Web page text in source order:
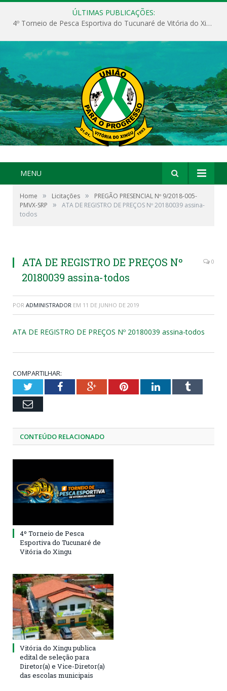
ÚLTIMAS PUBLICAÇÕES:
4º Torneio de Pesca Esportiva do Tucunaré de Vitória do Xingu
MENU
Home » Licitações »
PREGÃO PRESENCIAL Nº 9/2018-005-
PMVX-SRP
»
ATA DE REGISTRO DE PREÇOS Nº 20180039 assina-
todos
ATA DE REGISTRO DE PREÇOS Nº
20180039 assina-todos
0
POR ADMINISTRADOR EM 11 DE JUNHO DE 2019
ATA DE REGISTRO DE PREÇOS Nº 20180039 assina-todos
COMPARTILHAR:
TwitterFacebookGoogle+PinterestLinkedInTumblr
Email
CONTEÚDO RELACIONADO
4º Torneio de Pesca
Esportiva do Tucunaré de
Vitória do Xingu
Vitória do Xingu publica
edital de seleção para
Diretor(a) e Vice-Diretor(a)
das escolas municipais